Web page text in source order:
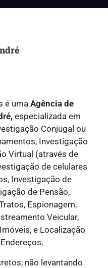
é uma Agência de
especializada em
Conjugal ou
Investigação
Virtual (através de
de celulares
Investigação de
de Pensão,
Espionagem,
Veicular,
e Localização
não levantando